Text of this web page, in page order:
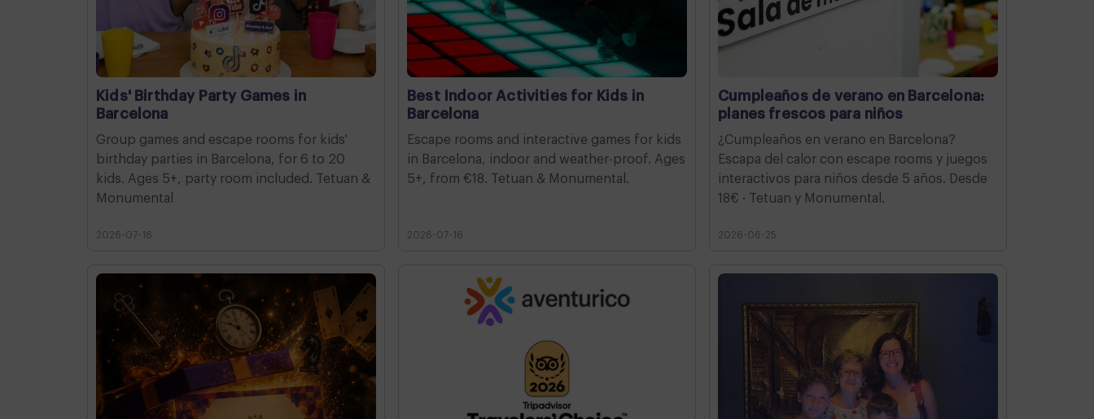
Kids' Birthday Party Games in
Barcelona
Group games and escape rooms for kids'
birthday parties in Barcelona, for 6 to 20
kids. Ages 5+, party room included. Tetuan &
Monumental
2026-07-16
Best Indoor Activities for Kids in
Barcelona
Escape rooms and interactive games for kids
in Barcelona, indoor and weather-proof. Ages
5+, from €18. Tetuan & Monumental.
2026-07-16
Cumpleaños de verano en Barcelona:
planes frescos para niños
¿Cumpleaños en verano en Barcelona?
Escapa del calor con escape rooms y juegos
interactivos para niños desde 5 años. Desde
18€ · Tetuan y Monumental.
2026-06-25